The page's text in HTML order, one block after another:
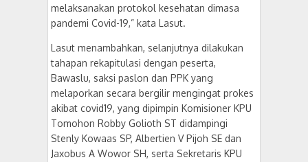
melaksanakan protokol kesehatan dimasa
pandemi Covid-19,” kata Lasut.
Lasut menambahkan, selanjutnya dilakukan
tahapan rekapitulasi dengan peserta,
Bawaslu, saksi paslon dan PPK yang
melaporkan secara bergilir mengingat prokes
akibat covid19, yang dipimpin Komisioner KPU
Tomohon Robby Golioth ST didampingi
Stenly Kowaas SP, Albertien V Pijoh SE dan
Jaxobus A Wowor SH, serta Sekretaris KPU